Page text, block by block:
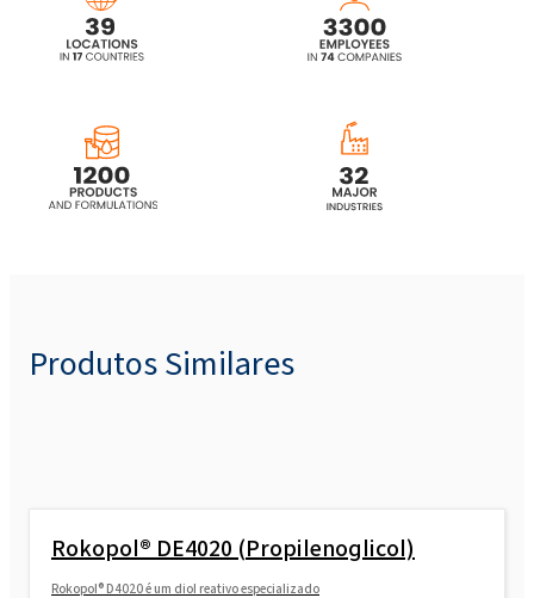
Produtos Similares
Rokopol® DE4020 (Propilenoglicol)
Rokopol® D4020 é um diol reativo especializado